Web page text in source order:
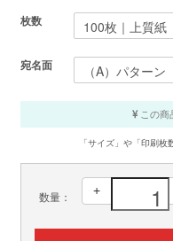
枚数
宛名面
この商
「サイズ」や「印刷枚
数量：
+